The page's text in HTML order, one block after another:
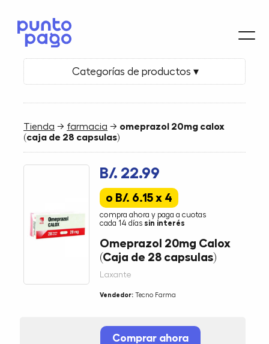
Categorías de productos ▾
Tienda → farmacia → omeprazol 20mg calox
(caja de 28 capsulas)
B/. 22.99
o B/. 6.15 x 4
compra ahora y paga a cuotas
cada 14 días sin interés
Omeprazol 20mg Calox
(Caja de 28 capsulas)
Laxante
Vendedor: Tecno Farma
Comprar ahora